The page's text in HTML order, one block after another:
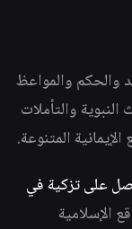
والحكم والمواعظ
النبوية والتأملات
المتنوعة.
على تزكية في
الإسلامية